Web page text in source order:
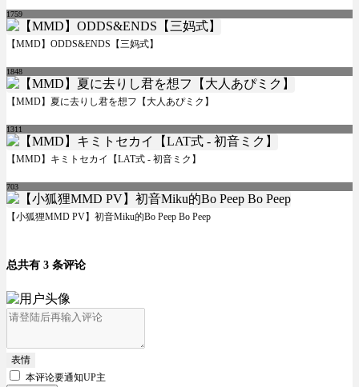
1759
【MMD】ODDS&ENDS【三妈式】
1848
【MMD】夏に去りし君を想フ【大人あぴミク】
1311
【MMD】キミトセカイ【LAT式 - 初音ミク】
703
【小狐狸MMD PV】初音Miku的Bo Peep Bo Peep
总共有 3 条评论
表情
本评论要通知UP主